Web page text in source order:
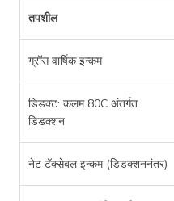
तपशील
ग्रॉस वार्षिक इन्कम
डिडक्ट: कलम 80C अंतर्गत
डिडक्शन
नेट टॅक्सेबल इन्कम (डिडक्शननंतर)